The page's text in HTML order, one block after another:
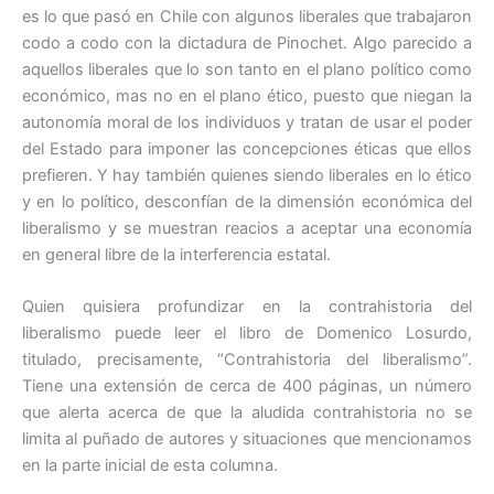
es lo que pasó en Chile con algunos liberales que trabajaron
codo a codo con la dictadura de Pinochet. Algo parecido a
aquellos liberales que lo son tanto en el plano político como
económico, mas no en el plano ético, puesto que niegan la
autonomía moral de los individuos y tratan de usar el poder
del Estado para imponer las concepciones éticas que ellos
prefieren. Y hay también quienes siendo liberales en lo ético
y en lo político, desconfían de la dimensión económica del
liberalismo y se muestran reacios a aceptar una economía
en general libre de la interferencia estatal.
Quien quisiera profundizar en la contrahistoria del
liberalismo puede leer el libro de Domenico Losurdo,
titulado, precisamente, “Contrahistoria del liberalismo”.
Tiene una extensión de cerca de 400 páginas, un número
que alerta acerca de que la aludida contrahistoria no se
limita al puñado de autores y situaciones que mencionamos
en la parte inicial de esta columna.